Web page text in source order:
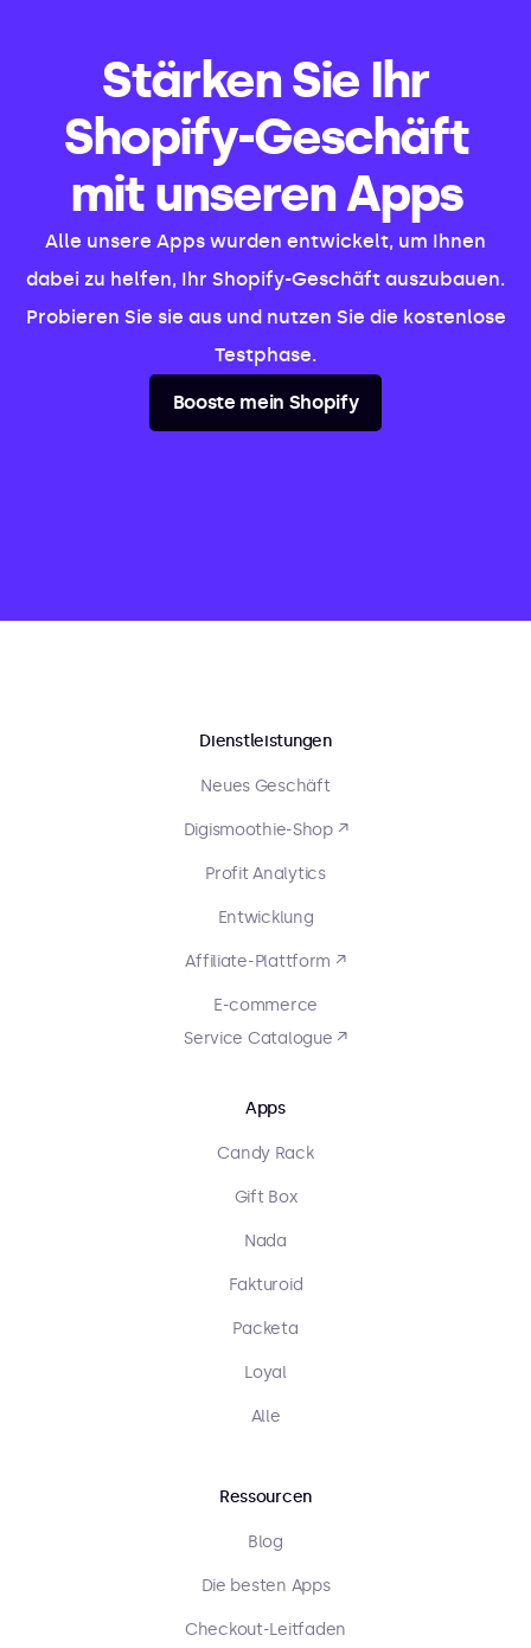
Stärken Sie Ihr
Shopify-Geschäft
mit unseren Apps
Alle unsere Apps wurden entwickelt, um Ihnen
dabei zu helfen, Ihr Shopify-Geschäft auszubauen.
Probieren Sie sie aus und nutzen Sie die kostenlose
Testphase.
Booste mein Shopify
Dienstleistungen
Neues Geschäft
Digismoothie-Shop ↗
Profit Analytics
Entwicklung
Affiliate-Plattform ↗
E-commerce
Service Catalogue ↗
Apps
Candy Rack
Gift Box
Nada
Fakturoid
Packeta
Loyal
Alle
Ressourcen
Blog
Die besten Apps
Checkout-Leitfaden